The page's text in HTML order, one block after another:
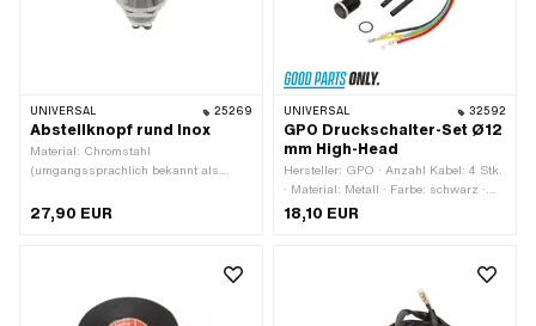
UNIVERSAL 25269
Abstellknopf rund Inox
Material: Chromstahl
(umgangssprachlich bekannt als
27,90 EUR
UNIVERSAL 32592
GPO Druckschalter-Set Ø12
mm High-Head
Hersteller: GPO · Anzahl Kabel: 4 Stk.
· Material: Metall · Farbe: schwarz ·
Gesamtlänge: 27 mm · Gewindeart:
18,10 EUR